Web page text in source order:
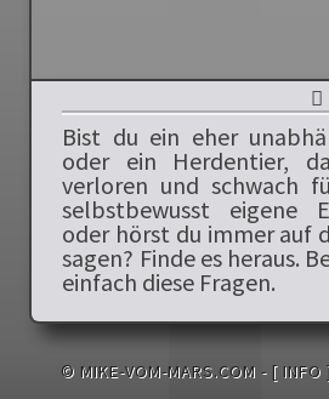
Bist du ein eher
oder ein Herdentier,
verloren und schwach
selbstbewusst eigene
oder hörst du immer auf
sagen? Finde es heraus.
einfach diese Fragen.
© MIKE-VOM-MARS.COM - [ INFO